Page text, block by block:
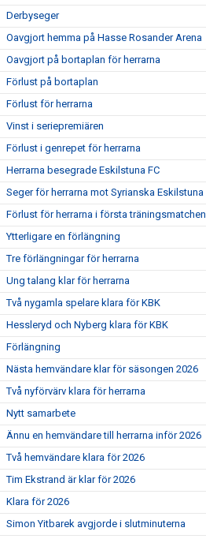
Derbyseger
Oavgjort hemma på Hasse Rosander Arena
Oavgjort på bortaplan för herrarna
Förlust på bortaplan
Förlust för herrarna
Vinst i seriepremiären
Förlust i genrepet för herrarna
Herrarna besegrade Eskilstuna FC
Seger för herrarna mot Syrianska Eskilstuna
Förlust för herrarna i första träningsmatchen
Ytterligare en förlängning
Tre förlängningar för herrarna
Ung talang klar för herrarna
Två nygamla spelare klara för KBK
Hessleryd och Nyberg klara för KBK
Förlängning
Nästa hemvändare klar för säsongen 2026
Två nyförvärv klara för herrarna
Nytt samarbete
Ännu en hemvändare till herrarna inför 2026
Två hemvändare klara för 2026
Tim Ekstrand är klar för 2026
Klara för 2026
Simon Yitbarek avgjorde i slutminuterna